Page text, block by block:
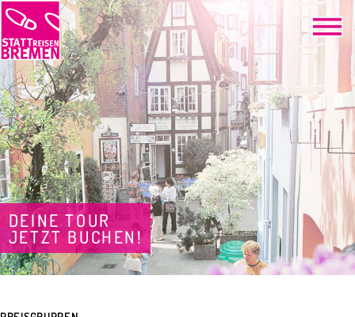
DEINE TOUR
JETZT BUCHEN!